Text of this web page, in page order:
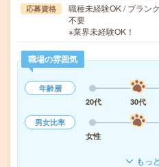
応募資格
職種未経験OK / ブラン
不要
※業界未経験OK！
職場の雰囲気
年齢層
20代
30代
男女比率
女性
もっ